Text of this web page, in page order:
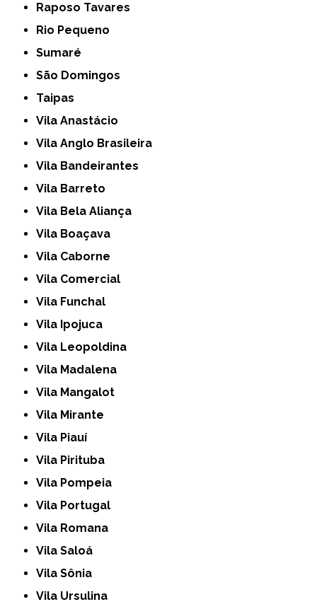
Raposo Tavares
Rio Pequeno
Sumaré
São Domingos
Taipas
Vila Anastácio
Vila Anglo Brasileira
Vila Bandeirantes
Vila Barreto
Vila Bela Aliança
Vila Boaçava
Vila Caborne
Vila Comercial
Vila Funchal
Vila Ipojuca
Vila Leopoldina
Vila Madalena
Vila Mangalot
Vila Mirante
Vila Piauí
Vila Pirituba
Vila Pompeia
Vila Portugal
Vila Romana
Vila Saloá
Vila Sônia
Vila Ursulina